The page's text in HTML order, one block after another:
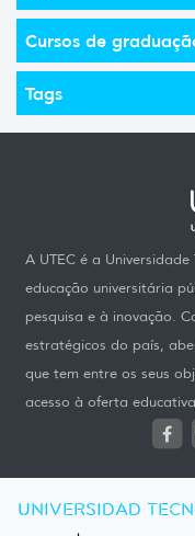
Cursos de
Tags
A UTEC é a
educação universitária
pesquisa e à inovação.
estratégicos do país,
que tem entre os seus
acesso à oferta
UNIVERSIDAD